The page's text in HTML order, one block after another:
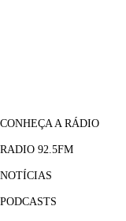
CONHEÇA A RÁDIO
RADIO 92.5FM
NOTÍCIAS
PODCASTS